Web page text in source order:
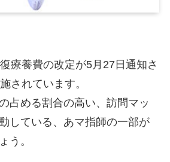
療養費の改定が5月27日通知さ
されています。
占める割合の高い、訪問マッ
している、あマ指師の一部が
う。